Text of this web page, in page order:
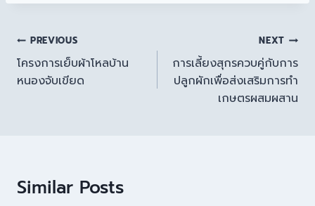
PREVIOUS
โครงการเย็บผ้าโหลบ้าน
หนองจับเขียด
NEXT
การเลี้ยงสุกรควบคู่กับการ
ปลูกผักเพื่อส่งเสริมการทำ
เกษตรผสมผสาน
Similar Posts